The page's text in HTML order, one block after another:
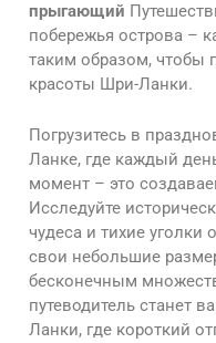
прыгающий
побережья острова –
таким образом, чтобы
красоты Шри-Ланки.
Погрузитесь в
Ланке, где каждый
момент – это
Исследуйте
чудеса и тихие уголки
свои небольшие
бесконечным
путеводитель станет
Ланки, где короткий